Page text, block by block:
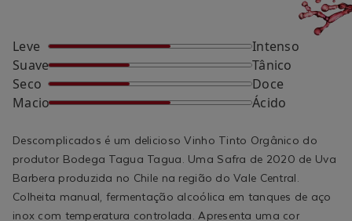
Leve
Intenso
Suave
Tânico
Seco
Doce
Macio
Ácido
Descomplicados é um delicioso Vinho Tinto Orgânico do
produtor Bodega Tagua Tagua. Uma Safra de 2020 de Uva
Barbera produzida no Chile na região do Vale Central.
Colheita manual, fermentação alcoólica em tanques de aço
inox com temperatura controlada. Apresenta uma cor